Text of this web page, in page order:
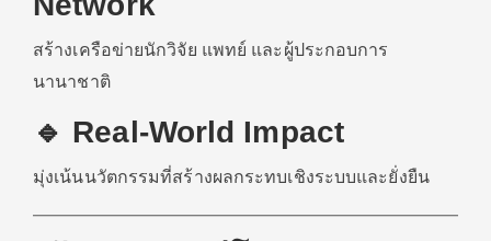
สร้างเครือข่ายนักวิจัย แพทย์ และผู้ประกอบการ
นานาชาติ
🔹 Real-World Impact
มุ่งเน้นนวัตกรรมที่สร้างผลกระทบเชิงระบบและยั่งยืน